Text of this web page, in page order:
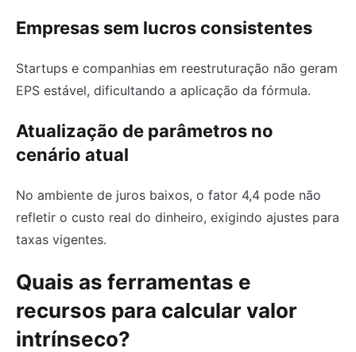
Empresas sem lucros consistentes
Startups e companhias em reestruturação não geram
EPS estável, dificultando a aplicação da fórmula.
Atualização de parâmetros no
cenário atual
No ambiente de juros baixos, o fator 4,4 pode não
refletir o custo real do dinheiro, exigindo ajustes para
taxas vigentes.
Quais as ferramentas e
recursos para calcular valor
intrínseco?